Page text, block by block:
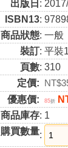
出版日 :
ISBN13:
商品狀態: 一般
裝訂: 平裝
頁數: 310
定價:
優惠價:
85折
商品庫存: 1
購買數量: